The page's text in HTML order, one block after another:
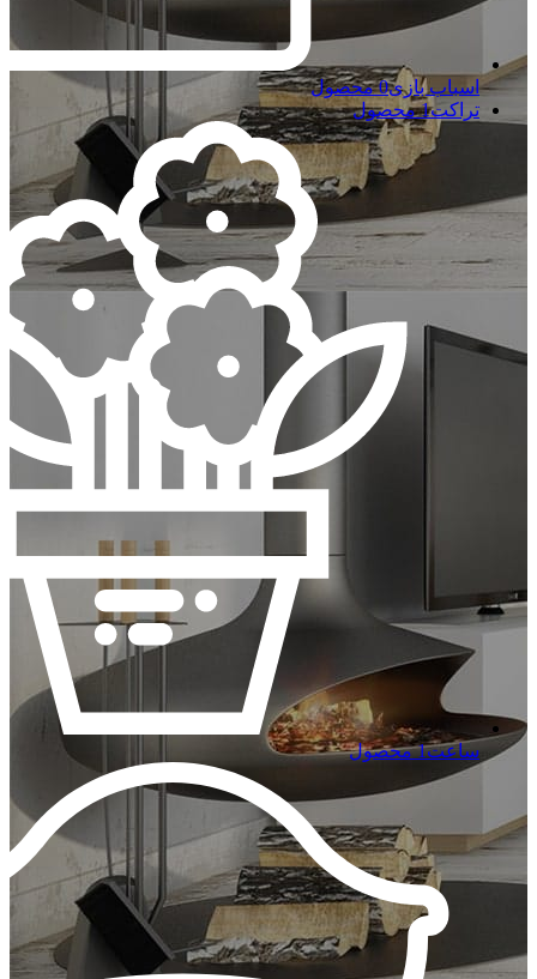
اسباب بازی0 محصول
تراکت1 محصول
ساعت1 محصول